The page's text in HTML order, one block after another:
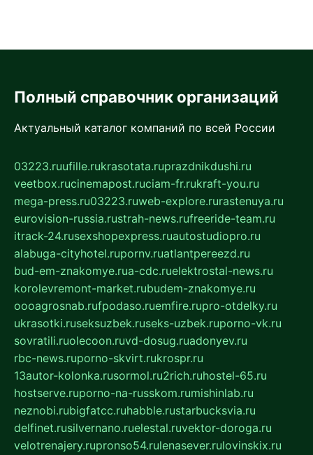
Полный справочник организаций
Актуальный каталог компаний по всей России
03223.ruufille.rukrasotata.ruprazdnikdushi.ru
veetbox.rucinemapost.ruciam-fr.rukraft-you.ru
mega-press.ru03223.ruweb-explore.rurastenuya.ru
eurovision-russia.rustrah-news.rufreeride-team.ru
itrack-24.rusexshopexpress.ruautostudiopro.ru
alabuga-cityhotel.rupornv.ruatlantpereezd.ru
bud-em-znakomye.rua-cdc.ruelektrostal-news.ru
korolevremont-market.rubudem-znakomye.ru
oooagrosnab.rufpodaso.ruemfire.rupro-otdelky.ru
ukrasotki.ruseksuzbek.ruseks-uzbek.ruporno-vk.ru
sovratili.ruolecoon.ruvd-dosug.ruadonyev.ru
rbc-news.ruporno-skvirt.rukrospr.ru
13autor-kolonka.rusormol.ru2rich.ruhostel-65.ru
hostserve.ruporno-na-russkom.rumishinlab.ru
neznobi.rubigfatcc.ruhabble.rustarbucksvia.ru
delfinet.rusilvernano.ruelestal.ruvektor-doroga.ru
velotrenajery.rupronso54.rulenasever.rulovinskix.ru